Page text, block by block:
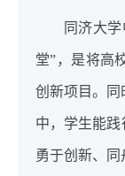
同济大
堂”，是将高
创新项目。同
中，学生能践
勇于创新、